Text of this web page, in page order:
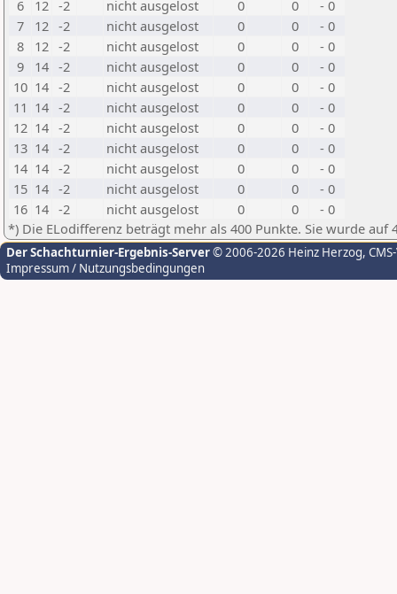
6
12 -2 nicht ausgelost 0 0
- 0
7
12 -2 nicht ausgelost 0 0
- 0
8
12 -2 nicht ausgelost 0 0
- 0
9
14 -2 nicht ausgelost 0 0
- 0
10 14 -2 nicht ausgelost 0 0
- 0
11 14 -2 nicht ausgelost 0 0
- 0
12 14 -2 nicht ausgelost 0 0
- 0
13 14 -2 nicht ausgelost 0 0
- 0
14 14 -2 nicht ausgelost 0 0
- 0
15 14 -2 nicht ausgelost 0 0
- 0
16 14 -2 nicht ausgelost 0 0
- 0
*) Die ELodifferenz beträgt mehr als 400 Punkte. Sie wurde auf
Der Schachturnier-Ergebnis-Server© 2006-2026 Heinz Herzog,
Impressum / Nutzungsbedingungen